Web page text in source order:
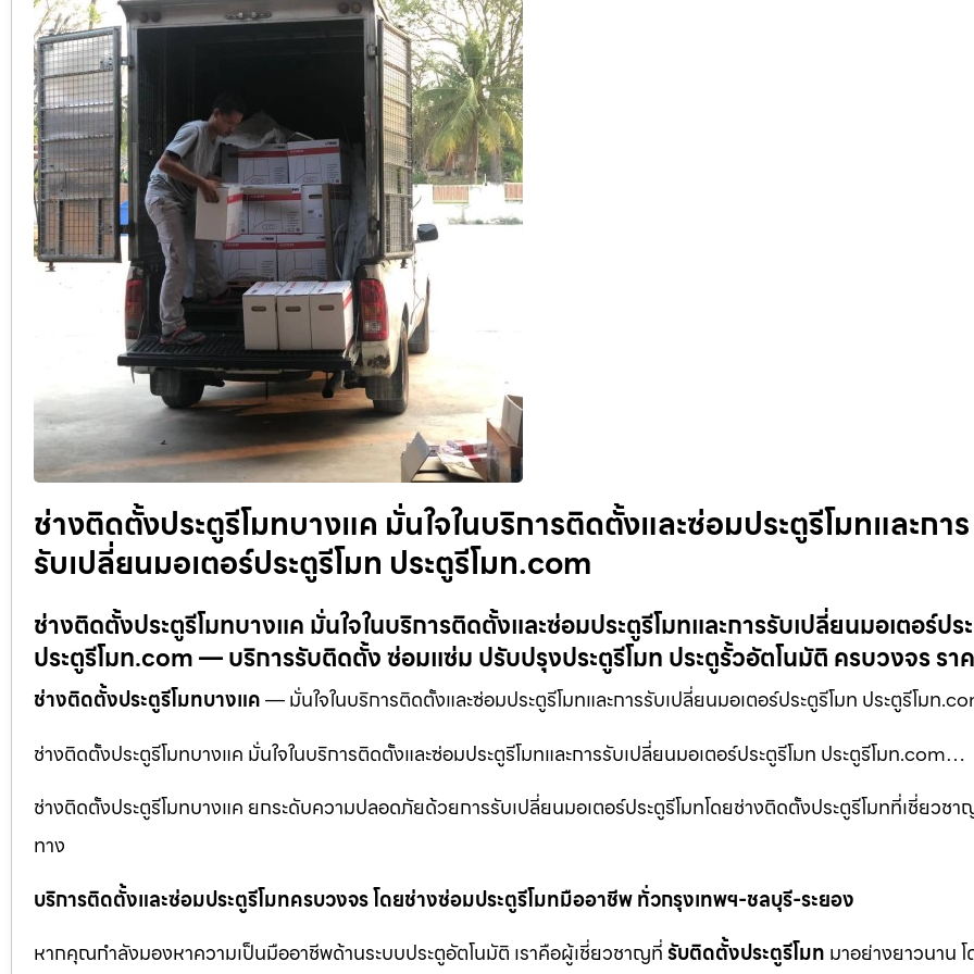
ช่างติดตั้งประตูรีโมทบางแค มั่นใจในบริการติดตั้งและซ่อมประตูรีโมทและการ
รับเปลี่ยนมอเตอร์ประตูรีโมท ประตูรีโมท.com
ช่างติดตั้งประตูรีโมทบางแค มั่นใจในบริการติดตั้งและซ่อมประตูรีโมทและการรับเปลี่ยนมอเตอร์ปร
ประตูรีโมท.com — บริการรับติดตั้ง ซ่อมแซ่ม ปรับปรุงประตูรีโมท ประตูรั้วอัตโนมัติ ครบวงจร รา
ช่างติดตั้งประตูรีโมทบางแค— มั่นใจในบริการติดตั้งและซ่อมประตูรีโมทและการรับเปลี่ยนมอเตอร์ประตูรีโมท ประตูรีโมท
ช่างติดตั้งประตูรีโมทบางแค มั่นใจในบริการติดตั้งและซ่อมประตูรีโมทและการรับเปลี่ยนมอเตอร์ประตูรีโมท ประตูรีโมท.com…
ช่างติดตั้งประตูรีโมทบางแค ยกระดับความปลอดภัยด้วยการรับเปลี่ยนมอเตอร์ประตูรีโมทโดยช่างติดตั้งประตูรีโมทที่เชี่ยวชา
ทาง
บริการติดตั้งและซ่อมประตูรีโมทครบวงจร โดยช่างซ่อมประตูรีโมทมืออาชีพ ทั่วกรุงเทพฯ-ชลบุรี-ระยอง
หากคุณกำลังมองหาความเป็นมืออาชีพด้านระบบประตูอัตโนมัติ เราคือผู้เชี่ยวชาญที่รับติดตั้งประตูรีโมท มาอย่างยาวนาน